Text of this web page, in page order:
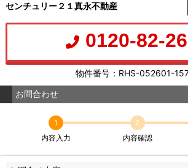
センチュリー２１真永不動産
0120-82-
物件番号：RHS-052601-
お問合わせ
1
内容入力
2
内容確認